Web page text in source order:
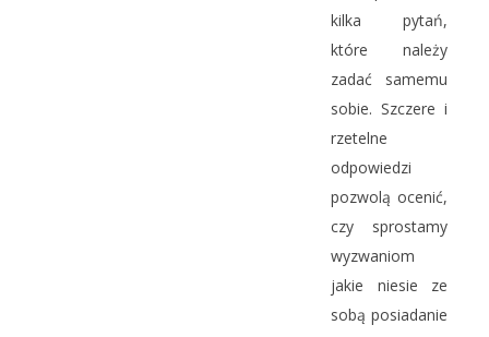
kilka pytań,
które należy
zadać samemu
sobie. Szczere i
rzetelne
odpowiedzi
pozwolą ocenić,
czy sprostamy
wyzwaniom
jakie niesie ze
sobą posiadanie